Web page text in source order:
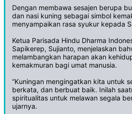
‎Dengan membawa sesajen berupa
dan nasi kuning sebagai simbol
menyampaikan rasa syukur kepada
‎Ketua Parisada Hindu Dharma
Sapikerep, Sujianto, menjelaskan
melambangkan harapan akan
kemakmuran bagi umat manusia.
‎“Kuningan mengingatkan kita untuk
berkata, dan berbuat baik. Inilah
spiritualitas untuk melawan segala
ujarnya.